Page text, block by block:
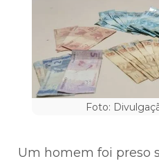
Foto:
Um homem foi preso